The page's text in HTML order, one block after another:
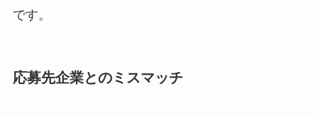
です。
応募先企業とのミスマッチ